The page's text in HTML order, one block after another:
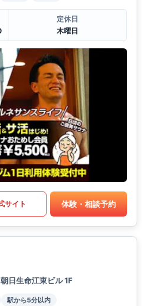
定休日
木曜日
サイト 体験・相談予約
日生命江東ビル 1F
駅から5分以内